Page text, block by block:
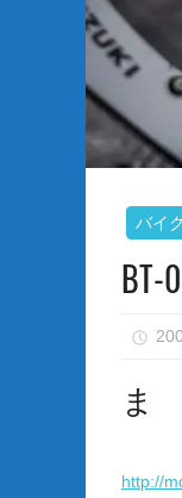
な
い）
バイク
BT-
ま
http://